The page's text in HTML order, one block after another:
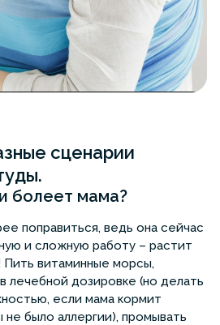
сценарии
болеет мама?
поправиться, ведь она сейчас
и сложную работу – растит
Пить витаминные морсы,
лечебной дозировке (но делать
если мама кормит
было аллергии), промывать